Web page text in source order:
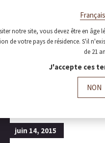
juin 14, 2015
Français
notre site, vous devez être en
de votre pays de résidence. S'il
de 21
J'accepte ces
NON